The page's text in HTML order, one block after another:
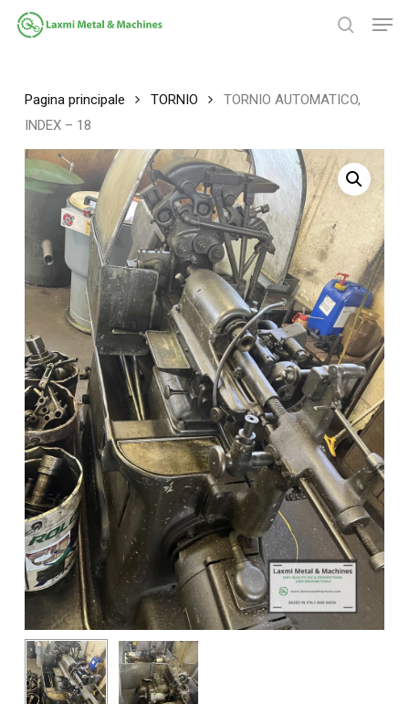
Salta
Pagina principale TORNIO
TORNIO AUTOMATICO,
INDEX – 18